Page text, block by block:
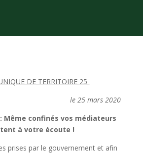
DE TERRITOIRE 25
le 25 mars 2020
: Même confinés vos médiateurs
à votre écoute !
prises par le gouvernement et afin